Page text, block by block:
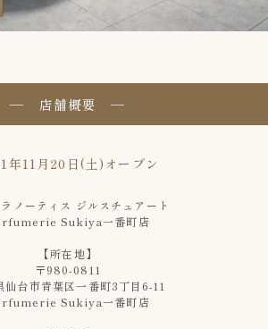
― 店舗概要 ―
年11月20日(土)オープン
ノーティス ジルスチュアート
Sukiya一番町店
【所在地】
〒980-0811
仙台市青葉区一番町3丁目6-11
Sukiya一番町店